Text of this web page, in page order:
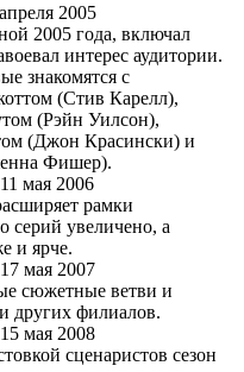
2005
2005 года, включал
интерес аудитории.
знакомятся с
(Стив Карелл),
(Рэйн Уилсон),
(Джон Красински) и
Фишер).
мая 2006
рамки
серий увеличено, а
и ярче.
мая 2007
сюжетные ветви и
других филиалов.
мая 2008
сценаристов сезон